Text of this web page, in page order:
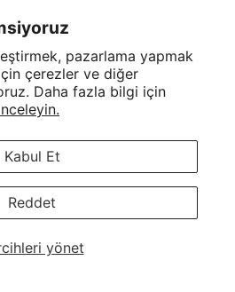
pazarlama yapmak
çerezler ve diğer
Daha fazla bilgi için
​​yönet
Kabul Et
Reddet
Tarafından Desteklenmektedir.
Koşulları